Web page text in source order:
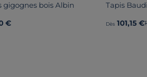
gigognes bois Albin
€
Tapis
Dès 101,15 €